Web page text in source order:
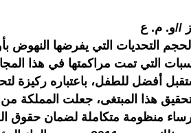
//و. م. ع
لحجم التحديات التي يفرضها النهوض
التي تمت مراكمتها في هذا
أفضل للطفل، باعتباره ركيزة
هذا المبتغى، جعلت المملكة من
منظومة متكاملة لضمان حقوق